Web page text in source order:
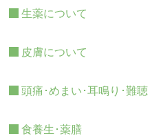
生薬について
皮膚について
頭痛･めまい･耳鳴り･難聴
食養生･薬膳